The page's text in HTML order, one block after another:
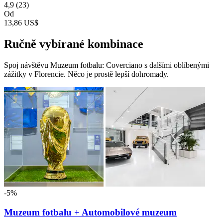
4,9 (23)
Od
13,86 US$
Ručně vybírané kombinace
Spoj návštěvu Muzeum fotbalu: Coverciano s dalšími oblíbenými
zážitky v Florencie. Něco je prostě lepší dohromady.
-5%
Muzeum fotbalu + Automobilové muzeum